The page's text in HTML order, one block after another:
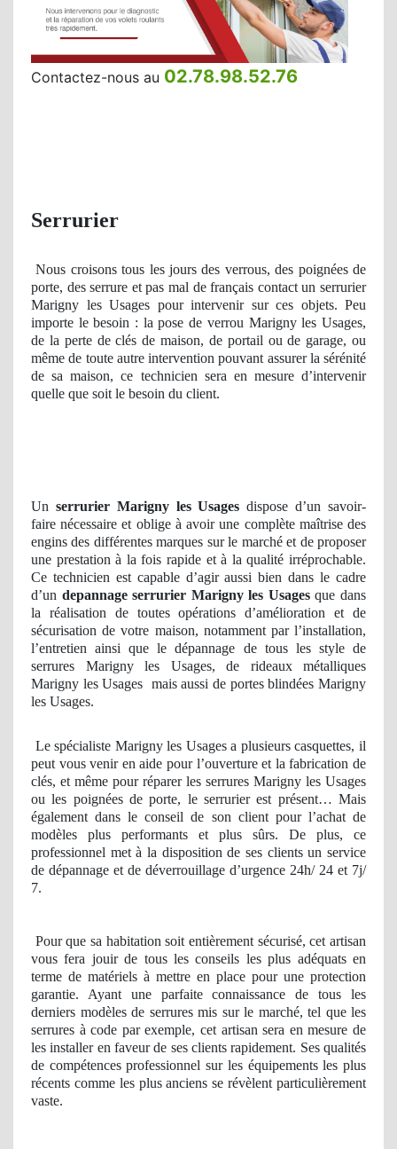
Contactez-nous au 02.78.98.52.76
Serrurier
Nous croisons tous les jours des verrous, des poignées de
porte, des serrure et pas mal de français contact un serrurier
Marigny les Usages pour intervenir sur ces objets. Peu
importe le besoin : la pose de verrou Marigny les Usages,
de la perte de clés de maison, de portail ou de garage, ou
même de toute autre intervention pouvant assurer la sérénité
de sa maison, ce technicien sera en mesure d’intervenir
quelle que soit le besoin du client.
Un serrurier Marigny les Usages dispose d’un savoir-
faire nécessaire et oblige à avoir une complète maîtrise des
engins des différentes marques sur le marché et de proposer
une prestation à la fois rapide et à la qualité irréprochable.
Ce technicien est capable d’agir aussi bien dans le cadre
d’un depannage serrurier Marigny les Usagesque dans
la réalisation de toutes opérations d’amélioration et de
sécurisation de votre maison, notamment par l’installation,
l’entretien ainsi que le dépannage de tous les style de
serrures Marigny les Usages, de rideaux métalliques
Marigny les Usages mais aussi de portes blindées Marigny
les Usages.
Le spécialiste Marigny les Usages a plusieurs casquettes, il
peut vous venir en aide pour l’ouverture et la fabrication de
clés, et même pour réparer les serrures Marigny les Usages
ou les poignées de porte, le serrurier est présent… Mais
également dans le conseil de son client pour l’achat de
modèles plus performants et plus sûrs. De plus, ce
professionnel met à la disposition de ses clients un service
de dépannage et de déverrouillage d’urgence 24h/ 24 et 7j/
7.
Pour que sa habitation soit entièrement sécurisé, cet artisan
vous fera jouir de tous les conseils les plus adéquats en
terme de matériels à mettre en place pour une protection
garantie. Ayant une parfaite connaissance de tous les
derniers modèles de serrures mis sur le marché, tel que les
serrures à code par exemple, cet artisan sera en mesure de
les installer en faveur de ses clients rapidement. Ses qualités
de compétences professionnel sur les équipements les plus
récents comme les plus anciens se révèlent particulièrement
vaste.